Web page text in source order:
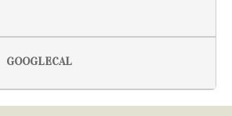
GOOGLECAL